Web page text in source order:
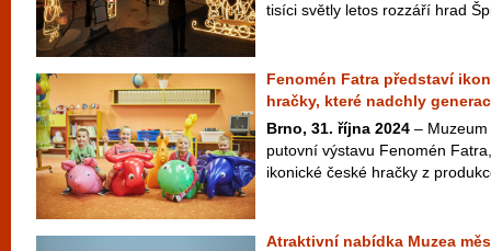
tisíci světly letos rozzáří hrad
Fenomén Fatra představí
hračky, které nadchly
Brno, 31. října 2024 –
putovní výstavu Fenomén
ikonické české hračky z
Atraktivní nabídka Muzea